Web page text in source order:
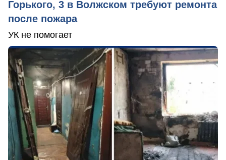
Горького, 3 в Волжском требуют ремонта
после пожара
УК не помогает